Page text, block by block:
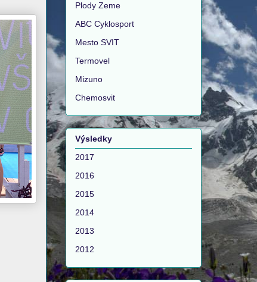
Plody Zeme
ABC Cyklosport
Mesto SVIT
Termovel
Mizuno
Chemosvit
Výsledky
2017
2016
2015
2014
2013
2012